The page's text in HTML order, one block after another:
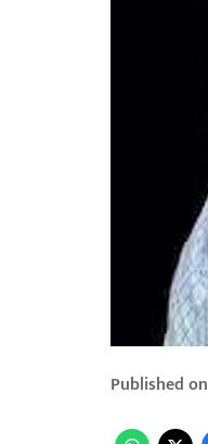
Published on